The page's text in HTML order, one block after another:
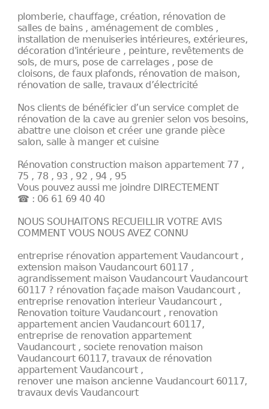
plomberie, chauffage, création, rénovation de
salles de bains , aménagement de combles ,
installation de menuiseries intérieures, extérieures,
décoration d'intérieure , peinture, revêtements de
sols, de murs, pose de carrelages , pose de
cloisons, de faux plafonds, rénovation de maison,
rénovation de salle, travaux d’électricité
Nos clients de bénéficier d’un service complet de
rénovation de la cave au grenier selon vos besoins,
abattre une cloison et créer une grande pièce
salon, salle à manger et cuisine
Rénovation construction maison appartement 77 ,
75 , 78 , 93 , 92 , 94 , 95
Vous pouvez aussi me joindre DIRECTEMENT
☎ : 06 61 69 40 40
NOUS SOUHAITONS RECUEILLIR VOTRE AVIS
COMMENT VOUS NOUS AVEZ CONNU
entreprise rénovation appartement Vaudancourt ,
extension maison Vaudancourt 60117 ,
agrandissement maison Vaudancourt Vaudancourt
60117 ? rénovation façade maison Vaudancourt ,
entreprise renovation interieur Vaudancourt ,
Renovation toiture Vaudancourt , renovation
appartement ancien Vaudancourt 60117,
entreprise de renovation appartement
Vaudancourt , societe renovation maison
Vaudancourt 60117, travaux de rénovation
appartement Vaudancourt ,
renover une maison ancienne Vaudancourt 60117,
travaux devis Vaudancourt